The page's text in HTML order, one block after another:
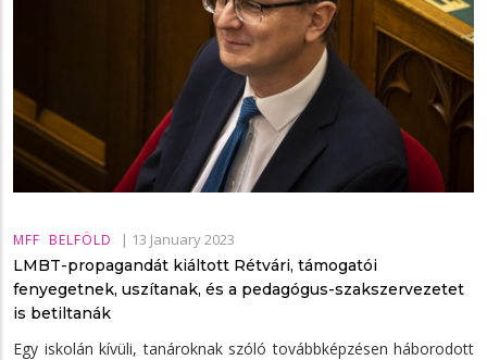
MFF BELFÖLD | 13 January 2023
LMBT-propagandát kiáltott Rétvári, támogatói
fenyegetnek, uszítanak, és a pedagógus-szakszervezetet
is betiltanák
Egy iskolán kívüli, tanároknak szóló továbbképzésen háborodott